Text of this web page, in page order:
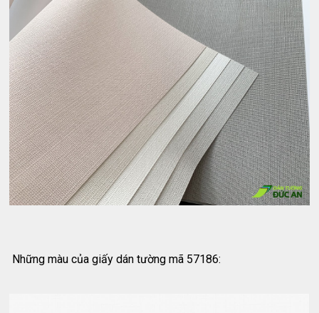
Những màu của giấy dán tường mã 57186: